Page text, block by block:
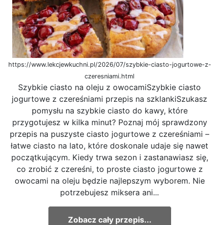
https://www.lekcjewkuchni.pl/2026/07/szybkie-ciasto-jogurtowe-z-
czeresniami.html
Szybkie ciasto na oleju z owocamiSzybkie ciasto
jogurtowe z czereśniami przepis na szklankiSzukasz
pomysłu na szybkie ciasto do kawy, które
przygotujesz w kilka minut? Poznaj mój sprawdzony
przepis na puszyste ciasto jogurtowe z czereśniami –
łatwe ciasto na lato, które doskonale udaje się nawet
początkującym. Kiedy trwa sezon i zastanawiasz się,
co zrobić z czereśni, to proste ciasto jogurtowe z
owocami na oleju będzie najlepszym wyborem. Nie
potrzebujesz miksera ani...
Zobacz cały przepis...